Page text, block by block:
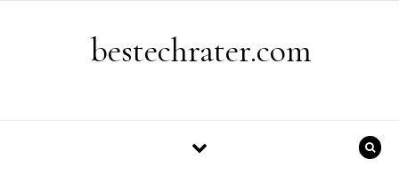
bestechrater.com